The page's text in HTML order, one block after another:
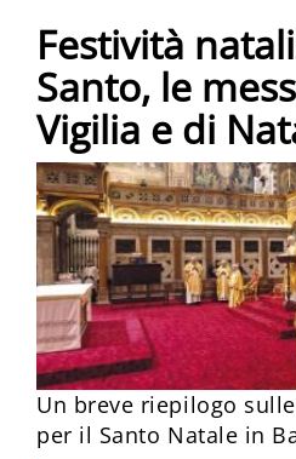
Festività
Santo, le
Vigilia e di
Un breve riepilogo
per il Santo Natale in